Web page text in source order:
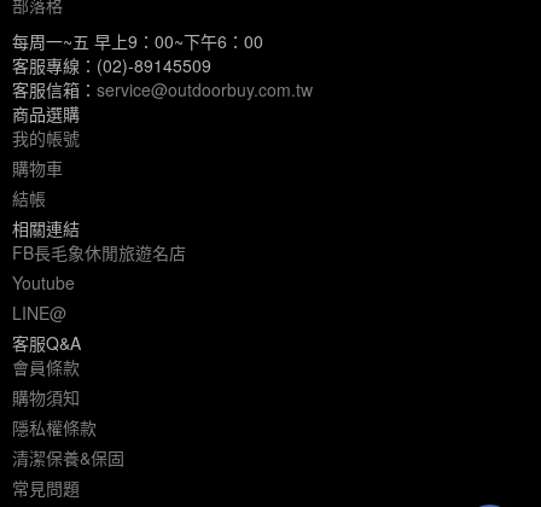
每周一~五 早上9：00~下午6：00
客服專線：(02)-89145509
客服信箱： service@outdoorbuy.com.tw
商品選購
我的帳號
購物車
結帳
相關連結
FB長毛象休閒旅遊名店
Youtube
LINE@
客服Q&A
會員條款
購物須知
隱私權條款
清潔保養&保固
常見問題